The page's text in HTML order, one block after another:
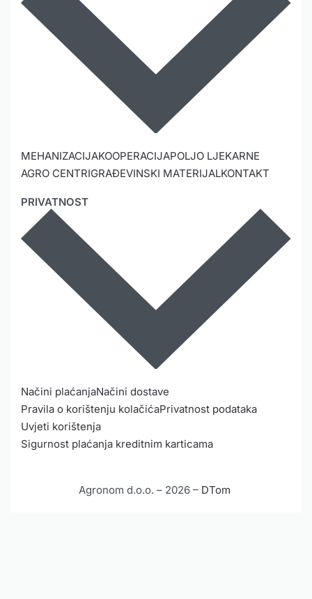
MEHANIZACIJAKOOPERACIJAPOLJO LJEKARNE
AGRO CENTRIGRAĐEVINSKI MATERIJALKONTAKT
PRIVATNOST
Načini plaćanjaNačini dostave
Pravila o korištenju kolačićaPrivatnost podataka
Uvjeti korištenja
Sigurnost plaćanja kreditnim karticama
Agronom d.o.o. – 2026 – DTom